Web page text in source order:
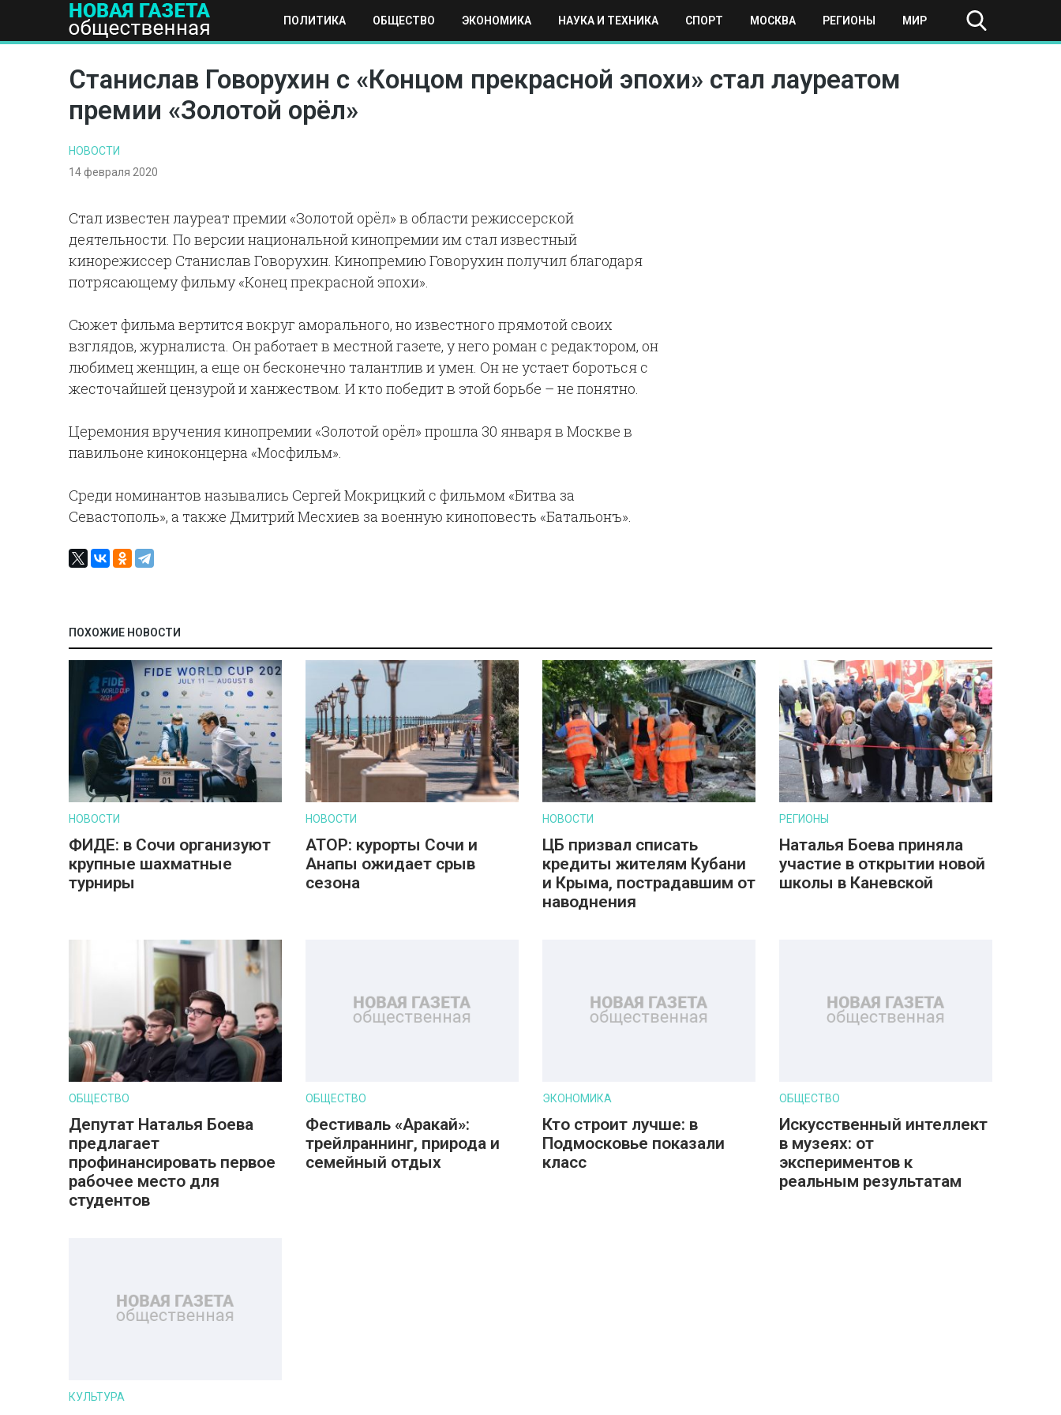
ПОЛИТИКА ОБЩЕСТВО ЭКОНОМИКА НАУКА И ТЕХНИКА СПОРТ МОСКВА РЕГИОНЫ МИР
ПОЛИТИКА ОБЩЕСТВО ЭКОНОМИКА НАУКА И ТЕХНИКА СПОРТ МОСКВА РЕГИОНЫ МИР
Станислав Говорухин с «Концом прекрасной эпохи» стал лауреатом
премии «Золотой орёл»
НОВОСТИ
14 февраля 2020
Стал известен лауреат премии «Золотой орёл» в области режиссерской
деятельности. По версии национальной кинопремии им стал известный
кинорежиссер Станислав Говорухин. Кинопремию Говорухин получил благодаря
потрясающему фильму «Конец прекрасной эпохи».
Сюжет фильма вертится вокруг аморального, но известного прямотой своих
взглядов, журналиста. Он работает в местной газете, у него роман с редактором, он
любимец женщин, а еще он бесконечно талантлив и умен. Он не устает бороться с
жесточайшей цензурой и ханжеством. И кто победит в этой борьбе – не понятно.
Церемония вручения кинопремии «Золотой орёл» прошла 30 января в Москве в
павильоне киноконцерна «Мосфильм».
Среди номинантов назывались Сергей Мокрицкий с фильмом «Битва за
Севастополь», а также Дмитрий Месхиев за военную киноповесть «Батальонъ».
ПОХОЖИЕ НОВОСТИ
НОВОСТИ
ФИДЕ: в Сочи организуют
крупные шахматные
турниры
НОВОСТИ
АТОР: курорты Сочи и
Анапы ожидает срыв
сезона
НОВОСТИ
ЦБ призвал списать
кредиты жителям Кубани
и Крыма, пострадавшим от
наводнения
РЕГИОНЫ
Наталья Боева приняла
участие в открытии новой
школы в Каневской
ОБЩЕСТВО
Депутат Наталья Боева
предлагает
профинансировать первое
рабочее место для
студентов
ОБЩЕСТВО
Фестиваль «Аракай»:
трейлраннинг, природа и
семейный отдых
ЭКОНОМИКА
Кто строит лучше: в
Подмосковье показали
класс
ОБЩЕСТВО
Искусственный интеллект
в музеях: от
экспериментов к
реальным результатам
КУЛЬТУРА